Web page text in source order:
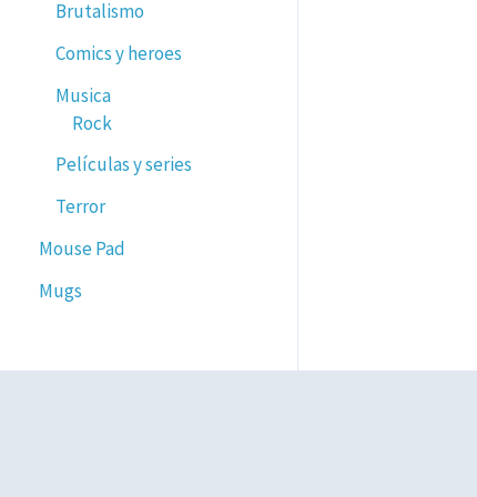
Brutalismo
Comics y heroes
Musica
Rock
Películas y series
Terror
Mouse Pad
Mugs